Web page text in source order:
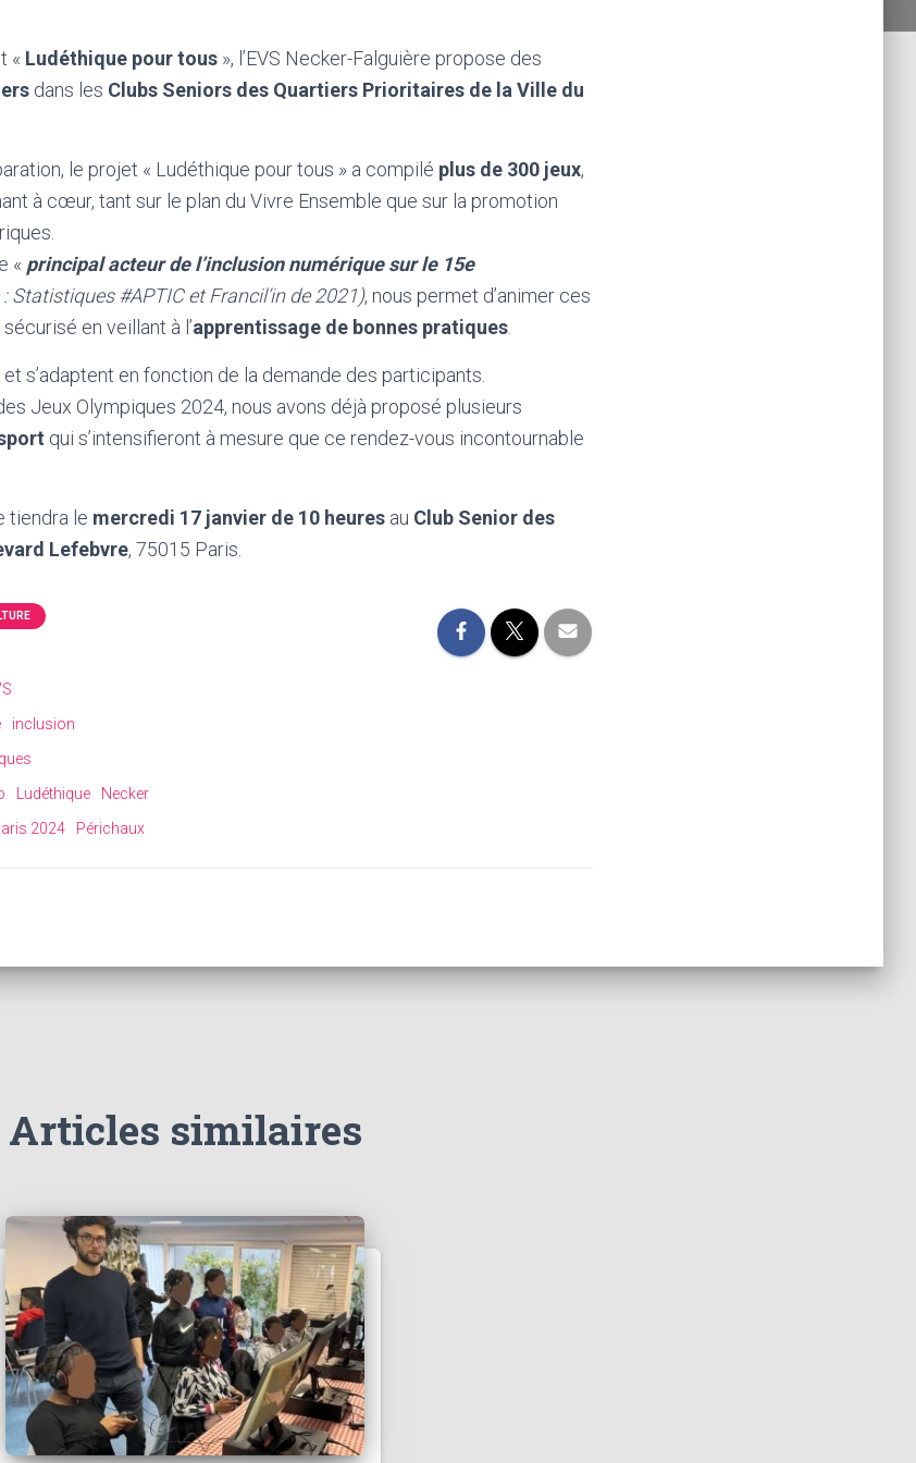
« Ludéthique pour tous », l’EVS Necker-Falguière propose des
dans les Clubs Seniors des Quartiers Prioritaires de la Ville du
le projet « Ludéthique pour tous » a compilé plus de 300 jeux,
à cœur, tant sur le plan du Vivre Ensemble que sur la promotion
« principal acteur de l’inclusion numérique sur le 15e
Statistiques #APTIC et Francil’in de 2021), nous permet d’animer ces
en veillant à l’apprentissage de bonnes pratiques
s’adaptent en fonction de la demande des participants.
Jeux Olympiques 2024, nous avons déjà proposé plusieurs
qui s’intensifieront à mesure que ce rendez-vous incontournable
tiendra le mercredi 17 janvier de 10 heures au Club Senior des
Lefebvre, 75015 Paris.
inclusion
Ludéthique
Necker
2024 Périchaux
Articles similaires